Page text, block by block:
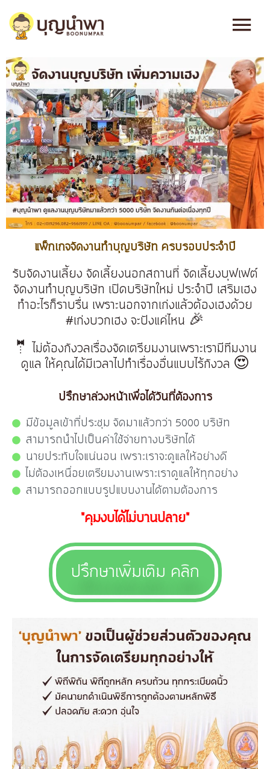
content
Main
แพ็กเกจจัดงานทำบุญบริษัท ครบรอบประจำปี
รับจัดงานเลี้ยง จัดเลี้ยงนอกสถานที่ จัดเลี้ยงบุฟเฟต์
จัดงานทำบุญบริษัท เปิดบริษัทใหม่ ประจำปี เสริมเฮง
ทำอะไรก็ราบรื่น เพราะนอกจากเก่งแล้วต้องเฮงด้วย
#เก่งบวกเฮง จะปังแค่ไหน 🎉
🤵‍ ไม่ต้องกังวลเรื่องจัดเตรียมงานเพราะเรามีทีมงาน
ดูแล ให้คุณได้มีเวลาไปทำเรื่องอื่นแบบไร้กังวล 😍
ปรึกษาล่วงหน้าเพื่อได้วันที่ต้องการ
มีข้อมูลเข้าที่ประชุม จัดมาแล้วกว่า 5000 บริษัท
สามารถนำไปเป็นค่าใช้จ่ายทางบริษัทได้
นายประทับใจแน่นอน เพราะเราจะดูแลให้อย่างดี
ไม่ต้องเหนื่อยเตรียมงานเพราะเราดูแลให้ทุกอย่าง
สามารถออกแบบรูปแบบงานได้ตามต้องการ
"คุมงบได้ไม่บานปลาย"
ปรึกษาเพิ่มเติม คลิก